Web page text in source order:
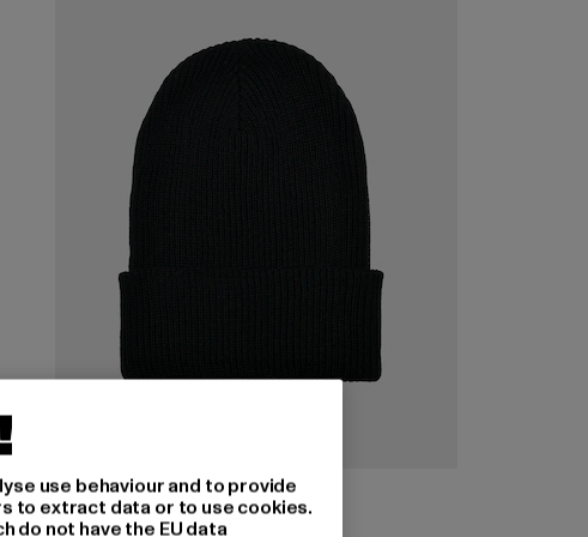
FLEXFIT
Essentials Yarn Ribbed Knit
use behaviour and to provide
to extract data or to use cookies.
do not have the EU data